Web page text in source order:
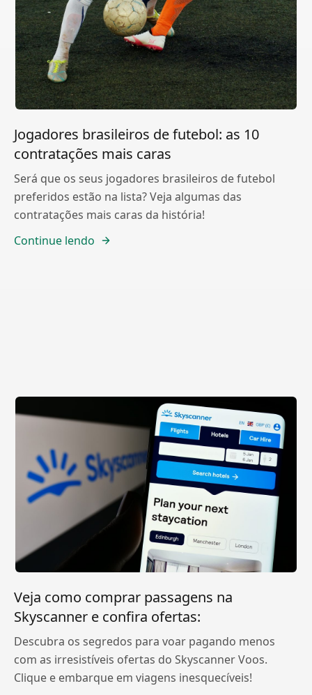
Jogadores brasileiros de futebol: as 10
contratações mais caras
Será que os seus jogadores brasileiros de futebol
preferidos estão na lista? Veja algumas das
contratações mais caras da história!
Continue lendo
Veja como comprar passagens na
Skyscanner e confira ofertas:
Descubra os segredos para voar pagando menos
com as irresistíveis ofertas do Skyscanner Voos.
Clique e embarque em viagens inesquecíveis!